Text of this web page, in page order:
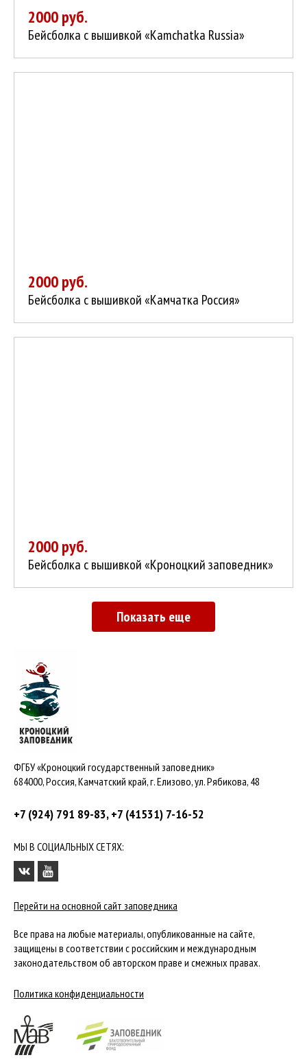
2000 руб.
Бейсболка с вышивкой «Kamchatka Russia»
2000 руб.
Бейсболка с вышивкой «Камчатка Россия»
2000 руб.
Бейсболка с вышивкой «Кроноцкий заповедник»
Показать еще
ФГБУ «Кроноцкий государственный заповедник»
684000, Россия, Камчатский край, г. Елизово, ул. Рябикова, 48
+7 (924) 791 89-83, +7 (41531) 7-16-52
МЫ В СОЦИАЛЬНЫХ СЕТЯХ:
Перейти на основной сайт заповедника
Все права на любые материалы, опубликованные на сайте,
защищены в соответствии с российским и международным
законодательством об авторском праве и смежных правах.
Политика конфиденциальности